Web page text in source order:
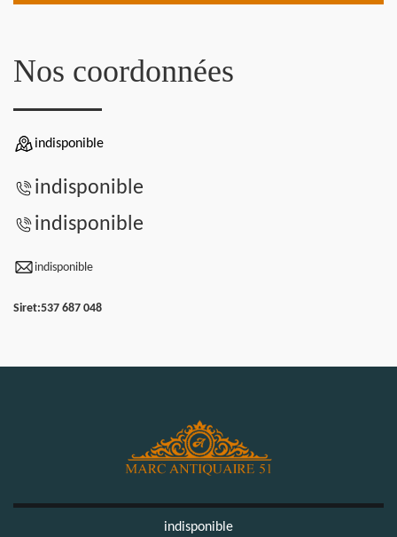
Nos coordonnées
indisponible
indisponible
indisponible
indisponible
Siret:537 687 048
indisponible